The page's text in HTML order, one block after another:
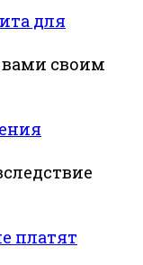
для
вами своим
платят